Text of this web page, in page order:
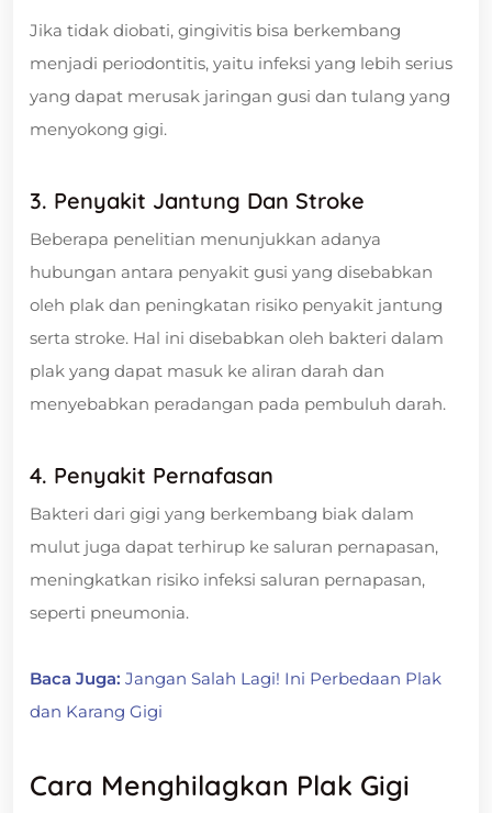
Jika tidak diobati, gingivitis bisa berkembang
menjadi periodontitis, yaitu infeksi yang lebih serius
yang dapat merusak jaringan gusi dan tulang yang
menyokong gigi.
3. Penyakit Jantung Dan Stroke
Beberapa penelitian menunjukkan adanya
hubungan antara penyakit gusi yang disebabkan
oleh plak dan peningkatan risiko penyakit jantung
serta stroke. Hal ini disebabkan oleh bakteri dalam
plak yang dapat masuk ke aliran darah dan
menyebabkan peradangan pada pembuluh darah.
4. Penyakit Pernafasan
Bakteri dari gigi yang berkembang biak dalam
mulut juga dapat terhirup ke saluran pernapasan,
meningkatkan risiko infeksi saluran pernapasan,
seperti pneumonia.
Baca Juga: Jangan Salah Lagi! Ini Perbedaan Plak
dan Karang Gigi
Cara Menghilagkan Plak Gigi